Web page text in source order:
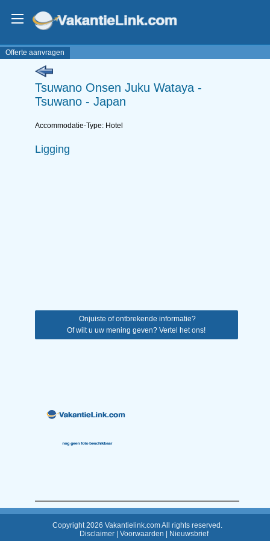
Tsuwano Onsen Juku Wataya -
Tsuwano - Japan
Offerte aanvragen
Accommodatie-Type: Hotel
Ligging
Onjuiste of ontbrekende informatie?
Of wilt u uw mening geven? Vertel het ons!
Copyright 2026 Vakantielink.com All rights reserved.
Disclaimer| Voorwaarden Nieuwsbrief